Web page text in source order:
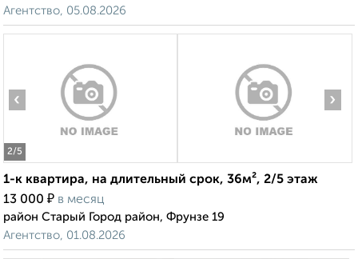
Агентство, 05.08.2026
2/5
‹ ›
1-к квартира, на длительный срок, 36м², 2/5 этаж
13 000 ₽ в месяц
район Старый Город район, Фрунзе 19
Агентство, 01.08.2026